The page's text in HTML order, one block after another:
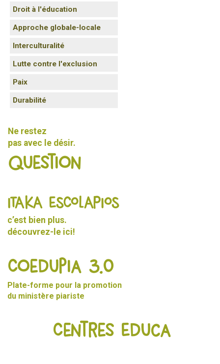
Droit à l'éducation
Approche globale-locale
Interculturalité
Lutte contre l'exclusion
Paix
Durabilité
Ne restez
pas avec le désir.
Question
ITAKA ESCOLAPIOS
c’est bien plus.
découvrez-le ici!
Coedupia 3.0
Plate-forme pour la promotion
du ministère piariste
Centres Educa